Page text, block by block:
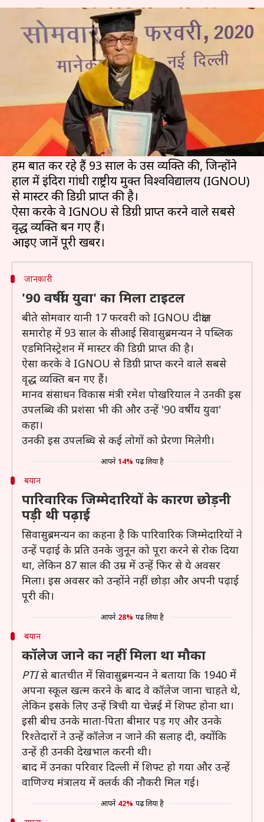
93 साल के इस व्यक्ति ने IGNOU से
प्राप्त की मास्टर डिग्री, बनाया रिकॉर्ड
Feb 19, 2020 03:54 pm
क्या है खबर?
कोई भी अपनी लगन और दृढ़ संकल्प से कुछ भी प्राप्त
कर सकता है और पढ़ाई करने की कोई उम्र नहीं होती, इस
कहावत को एक व्यक्ति ने सच कर दिखाया है।
हम बात कर रहे हैं 93 साल के उस व्यक्ति की, जिन्होंने
हाल में इंदिरा गांधी राष्ट्रीय मुक्त विश्वविद्यालय (IGNOU)
से मास्टर की डिग्री प्राप्त की है।
ऐसा करके वे IGNOU से डिग्री प्राप्त करने वाले सबसे
वृद्ध व्यक्ति बन गए हैं।
जानकारी
'90 वर्षीय युवा' का मिला टाइटल
बीते सोमवार यानी 17 फरवरी को IGNOU दीक्षांत
समारोह में 93 साल के सीआई सिवासुब्रमन्यन ने पब्लिक
एडमिनिस्ट्रेशन में मास्टर की डिग्री प्राप्त की है।
ऐसा करके वे IGNOU से डिग्री प्राप्त करने वाले सबसे
वृद्ध व्यक्ति बन गए हैं।
मानव संसाधन विकास मंत्री रमेश पोखरियाल ने उनकी इस
उपलब्धि की प्रशंसा भी की और उन्हें '90 वर्षीय युवा'
कहा।
उनकी इस उपलब्धि से कई लोगों को प्रेरणा मिलेगी।
आपने 14% पढ़ लिया है
बयान
पारिवारिक जिम्मेदारियों के कारण छोड़नी
पड़ी थी पढ़ाई
सिवासुब्रमन्यन का कहना है कि पारिवारिक जिम्मेदारियों ने
उन्हें पढ़ाई के प्रति उनके जुनून को पूरा करने से रोक दिया
था, लेकिन 87 साल की उम्र में उन्हें फिर से ये अवसर
मिला। इस अवसर को उन्होंने नहीं छोड़ा और अपनी पढ़ाई
पूरी की।
आपने 28% पढ़ लिया है
बयान
कॉलेज जाने का नहीं मिला था मौका
PTIसे बातचीत में सिवासुब्रमन्यन ने बताया कि 1940 में
अपना स्कूल खत्म करने के बाद वे कॉलेज जाना चाहते थे,
लेकिन इसके लिए उन्हें त्रिची या चेन्नई में शिफ्ट होना था।
इसी बीच उनके माता-पिता बीमार पड़ गए और उनके
रिश्तेदारों ने उन्हें कॉलेज न जाने की सलाह दी, क्योंकि
उन्हें ही उनकी देखभाल करनी थी।
बाद में उनका परिवार दिल्ली में शिफ्ट हो गया और उन्हें
वाणिज्य मंत्रालय में क्लर्क की नौकरी मिल गई।
आपने 42% पढ़ लिया है